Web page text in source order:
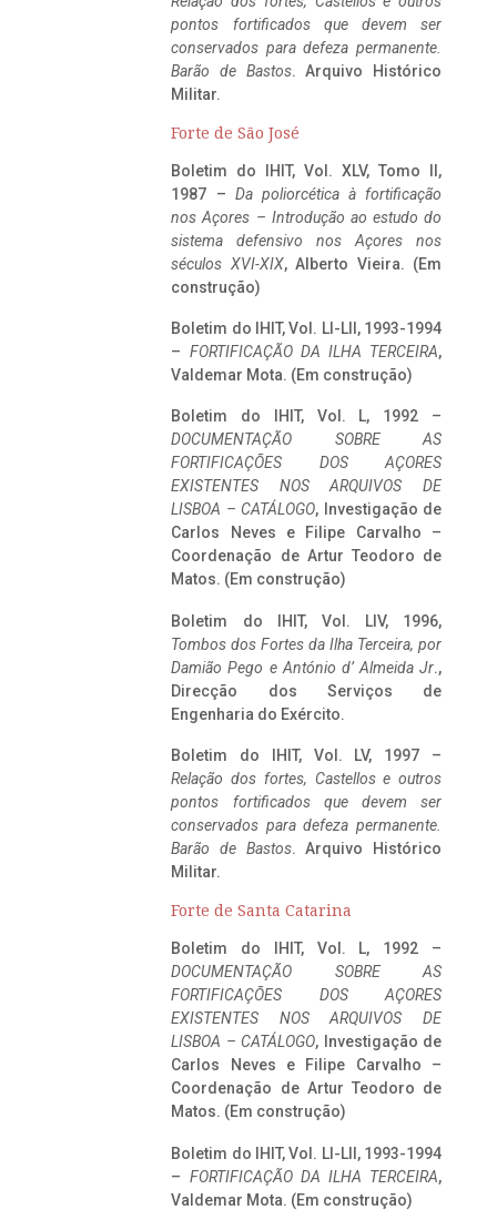
pontos fortificados que devem ser
conservados para defeza permanente.
Barão de Bastos. Arquivo Histórico
Militar.
Forte de São José
Boletim do IHIT, Vol. XLV, Tomo II,
1987 – Da poliorcética à fortificação
nos Açores – Introdução ao estudo do
sistema defensivo nos Açores nos
séculos XVI-XIX, Alberto Vieira. (Em
construção)
Boletim do IHIT, Vol. LI-LII, 1993-1994
– FORTIFICAÇÃO DA ILHA TERCEIRA,
Valdemar Mota. (Em construção)
Boletim do IHIT, Vol. L, 1992 –
DOCUMENTAÇÃO SOBRE AS
FORTIFICAÇÕES DOS AÇORES
EXISTENTES NOS ARQUIVOS DE
LISBOA – CATÁLOGO, Investigação de
Carlos Neves e Filipe Carvalho –
Coordenação de Artur Teodoro de
Matos. (Em construção)
Boletim do IHIT, Vol. LIV, 1996,
Tombos dos Fortes da Ilha Terceira, por
Damião Pego e António d’ Almeida Jr.,
Direcção dos Serviços de
Engenharia do Exército.
Boletim do IHIT, Vol. LV, 1997 –
Relação dos fortes, Castellos e outros
pontos fortificados que devem ser
conservados para defeza permanente.
Barão de Bastos. Arquivo Histórico
Militar.
Forte de Santa Catarina
Boletim do IHIT, Vol. L, 1992 –
DOCUMENTAÇÃO SOBRE AS
FORTIFICAÇÕES DOS AÇORES
EXISTENTES NOS ARQUIVOS DE
LISBOA – CATÁLOGO, Investigação de
Carlos Neves e Filipe Carvalho –
Coordenação de Artur Teodoro de
Matos. (Em construção)
Boletim do IHIT, Vol. LI-LII, 1993-1994
– FORTIFICAÇÃO DA ILHA TERCEIRA,
Valdemar Mota. (Em construção)